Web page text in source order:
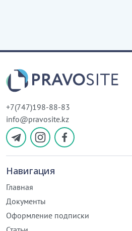
+7(747)198-88-83
info@pravosite.kz
Навигация
Главная
Документы
Оформление подписки